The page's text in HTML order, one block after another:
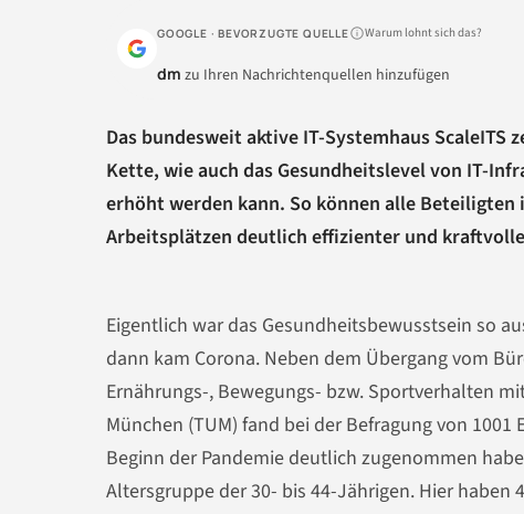
GOOGLE · BEVORZUGTE QUELLE Warum lohnt sich das?
dm zu Ihren Nachrichtenquellen hinzufügen
Das bundesweit aktive IT-Systemhaus
Kette, wie auch das Gesundheitslevel von IT-
erhöht werden kann. So können alle
Arbeitsplätzen deutlich effizienter und
Eigentlich war das Gesundheitsbewusstsein so
dann kam Corona. Neben dem Übergang vom
Ernährungs-, Bewegungs- bzw. Sportverhalten
München (TUM) fand bei der Befragung von
Beginn der Pandemie deutlich zugenommen
Altersgruppe der 30- bis 44-Jährigen. Hier haben